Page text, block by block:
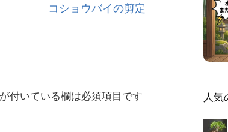
コショウバイの剪定
が付いている欄は必須項目です 人気